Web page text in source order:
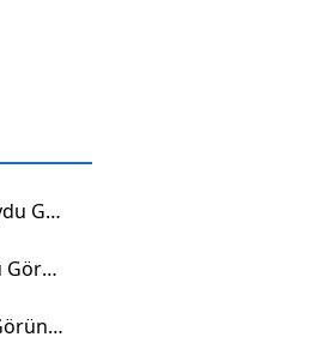
Kayseri Tomarza Kömürköy Uydu Görüntüsü
Kayseri Sarıoğlan Üzerlik Uydu Görüntüsü
Kayseri Özvatan Küpeli Uydu Görüntüsü